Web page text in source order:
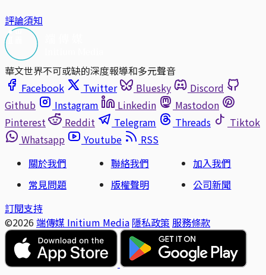
評論須知
華文世界不可或缺的深度報導和多元聲音
Facebook
Twitter Bluesky
Discord
Github
Instagram Linkedin
Mastodon
Pinterest
Reddit Telegram Threads
Tiktok
Whatsapp
Youtube
RSS
關於我們
聯絡我們
加入我們
常見問題
版權聲明
公司新聞
訂閱支持
©2026 端傳媒 Initium Media 隱私政策 服務條款